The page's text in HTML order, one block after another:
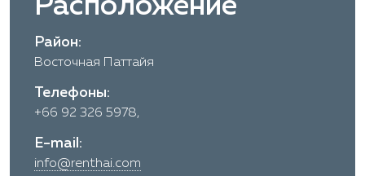
Расположение
Район:
Восточная Паттайя
Телефоны:
+66 92 326 5978,
E-mail:
info@renthai.com